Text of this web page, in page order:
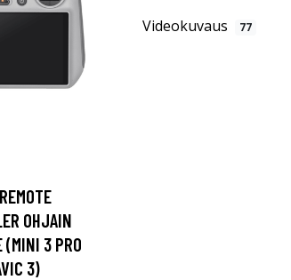
Videokuvaus 77
OHJAIN
(MINI 3 PRO
3)